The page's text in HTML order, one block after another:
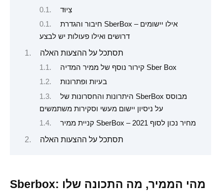
צִיוּד
חיבור והגדרת SberBox – אילו יישומים
דרושים ואילו פעולות יש לבצע
תסתכל על ההצעות האלה
קירור נוסף של ממיר המדיה Sber Box
בעיות ופתרונות
היתרונות והחסרונות של SberBox מבוסס
על ניסיון יישום מעשי וסקירות משתמשים
קניית ממיר SberBox – מחיר נכון לסוף 2021
תסתכל על ההצעות האלה
Sberbox: מהי הממיר, מה התכונה שלו